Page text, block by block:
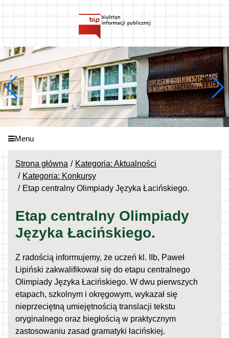
Menu
Strona główna
Kategoria: Aktualności
Kategoria: Konkursy
Etap centralny Olimpiady Języka Łacińskiego.
Etap centralny Olimpiady
Języka Łacińskiego.
Z radością informujemy, że uczeń kl. IIb, Paweł
Lipiński zakwalifikował się do etapu centralnego
Olimpiady Języka Łacińskiego. W dwu pierwszych
etapach, szkolnym i okręgowym, wykazał się
nieprzeciętną umiejętnością translacji tekstu
oryginalnego oraz biegłością w praktycznym
zastosowaniu zasad gramatyki łacińskiej.